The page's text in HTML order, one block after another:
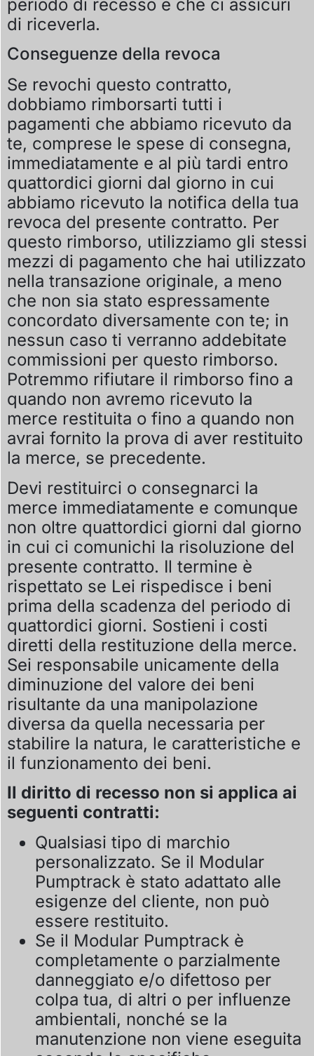
periodo di recesso e che ci assicuri
di riceverla.
Conseguenze della revoca
Se revochi questo contratto,
dobbiamo rimborsarti tutti i
pagamenti che abbiamo ricevuto da
te, comprese le spese di consegna,
immediatamente e al più tardi entro
quattordici giorni dal giorno in cui
abbiamo ricevuto la notifica della tua
revoca del presente contratto. Per
questo rimborso, utilizziamo gli stessi
mezzi di pagamento che hai utilizzato
nella transazione originale, a meno
che non sia stato espressamente
concordato diversamente con te; in
nessun caso ti verranno addebitate
commissioni per questo rimborso.
Potremmo rifiutare il rimborso fino a
quando non avremo ricevuto la
merce restituita o fino a quando non
avrai fornito la prova di aver restituito
la merce, se precedente.
Devi restituirci o consegnarci la
merce immediatamente e comunque
non oltre quattordici giorni dal giorno
in cui ci comunichi la risoluzione del
presente contratto. Il termine è
rispettato se Lei rispedisce i beni
prima della scadenza del periodo di
quattordici giorni. Sostieni i costi
diretti della restituzione della merce.
Sei responsabile unicamente della
diminuzione del valore dei beni
risultante da una manipolazione
diversa da quella necessaria per
stabilire la natura, le caratteristiche e
il funzionamento dei beni.
Il diritto di recesso non si applica ai
seguenti contratti:
Qualsiasi tipo di marchio
personalizzato. Se il Modular
Pumptrack è stato adattato alle
esigenze del cliente, non può
essere restituito.
Se il Modular Pumptrack è
completamente o parzialmente
danneggiato e/o difettoso per
colpa tua, di altri o per influenze
ambientali, nonché se la
manutenzione non viene eseguita